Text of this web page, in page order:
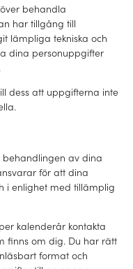
behandla
har tillgång till
lämpliga tekniska och
dina personuppgifter
dess att uppgifterna inte
av dina
för att dina
i enlighet med tillämplig
kalenderår kontakta
finns om dig. Du har rätt
format och